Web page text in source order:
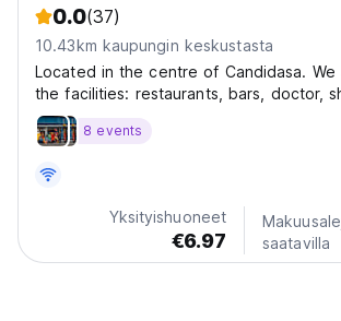
0.0(37)
10.43km kaupungin keskustasta
Located in the centre of Candidasa.
the facilities: restaurants, bars, doctor,
lagoon, ashram, etc. Our relaxation area
beach offering a magnificent panorama
8 events
Yksityishuoneet
€6.97
saatavilla